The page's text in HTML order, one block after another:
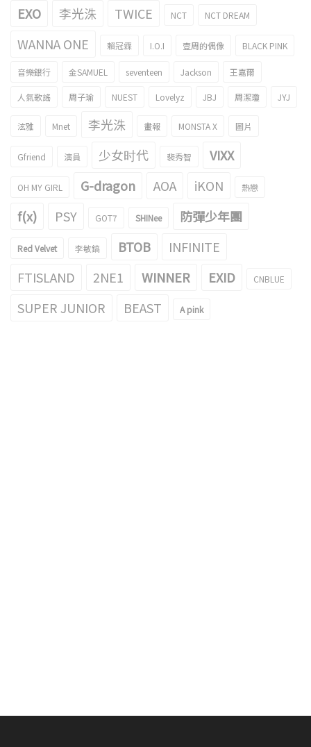
EXO 李光洙 TWICE NCT NCT DREAM
WANNA ONE 賴冠霖 I.O.I 壹周的偶像 BLACK PINK
音樂銀行 金SAMUEL seventeen Jackson 王嘉爾
人氣歌謠 周子瑜 NUEST Lovelyz JBJ 周潔瓊 JYJ
泫雅 Mnet 李光洙 畫報 MONSTA X 圖片
Gfriend 演員 少女时代 裴秀智 VIXX
OH MY GIRL G-dragon AOA iKON 熱戀
f(x) PSY GOT7 SHINee 防彈少年團
Red Velvet 李敏鎬 BTOB
INFINITE
FTISLAND
2NE1 WINNER EXID CNBLUE
SUPER JUNIOR BEAST A pink